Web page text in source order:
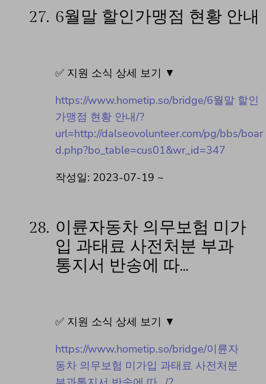
27. 6월말 할인가맹점 현황 안내
✅ 지원 소식 상세 보기 ▼
https://www.hometip.so/bridge/6월말 할인
가맹점 현황 안내/?
url=http://dalseovolunteer.com/pg/bbs/boar
d.php?bo_table=cus01&wr_id=347
작성일: 2023-07-19 ~
28. 이륜자동차 의무보험 미가
입 과태료 사전처분 부과
통지서 반송에 따…
✅ 지원 소식 상세 보기 ▼
https://www.hometip.so/bridge/이륜자
동차 의무보험 미가입 과태료 사전처분